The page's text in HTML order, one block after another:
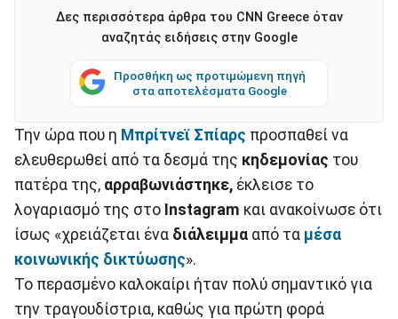
Δες περισσότερα άρθρα του CNN Greece όταν
αναζητάς ειδήσεις στην Google
Προσθήκη ως προτιμώμενη πηγή
στα αποτελέσματα Google
Την ώρα που η Μπρίτνεϊ Σπίαρς προσπαθεί να
ελευθερωθεί από τα δεσμά της κηδεμονίας του
πατέρα της, αρραβωνιάστηκε, έκλεισε το
λογαριασμό της στο Instagram και ανακοίνωσε ότι
ίσως «χρειάζεται ένα διάλειμμα από τα μέσα
κοινωνικής δικτύωσης».
Το περασμένο καλοκαίρι ήταν πολύ σημαντικό για
την τραγουδίστρια, καθώς για πρώτη φορά